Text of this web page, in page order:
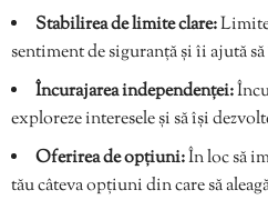
Stabilirea de limite clare:
sentiment de siguranță și îi ajută
Încurajarea independenței:
exploreze interesele și să își
Oferirea de opțiuni:În loc să
tău câteva opțiuni din care să